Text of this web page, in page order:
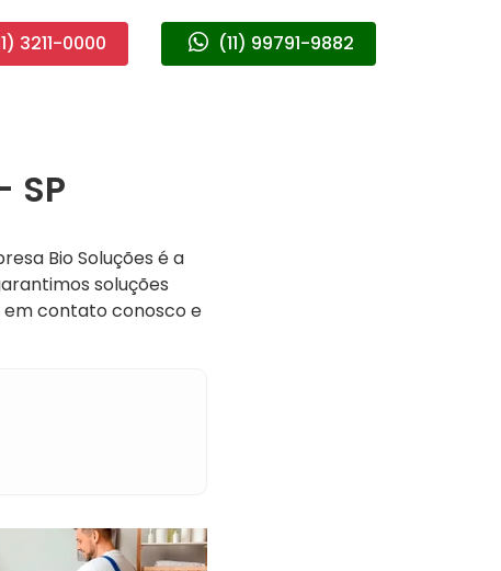
3211-0000 (11) 99791-9882
SP
Bio Soluções é a
soluções
em contato conosco e